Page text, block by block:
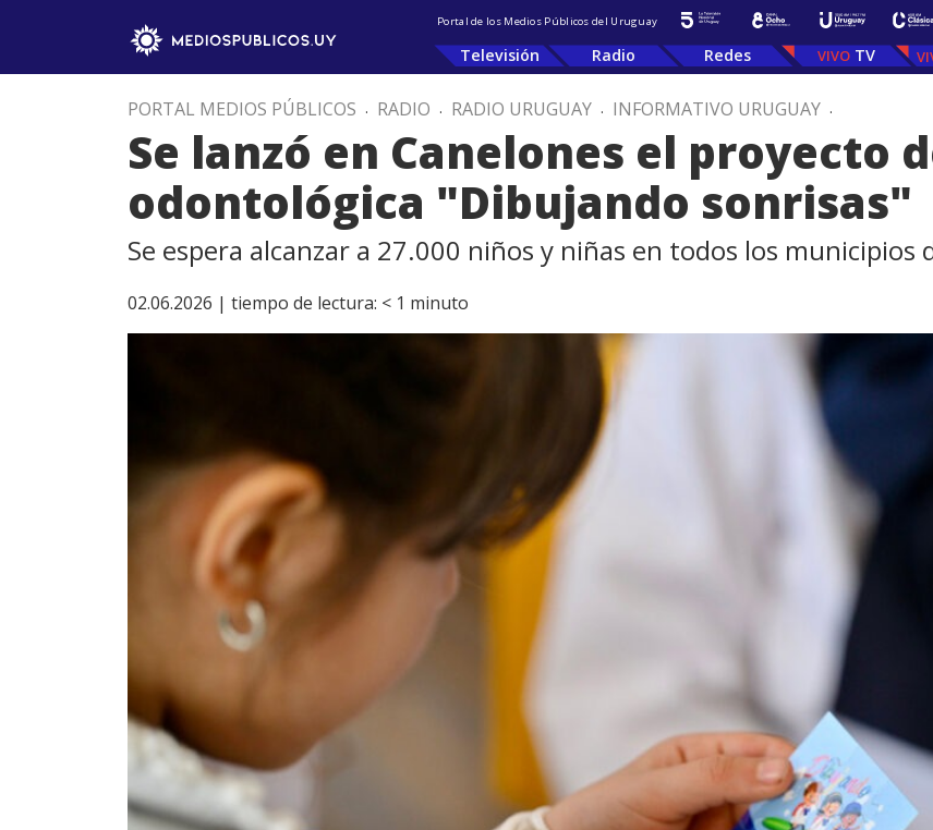
Portal de los Medios Públicos del Uruguay
Televisión Radio Redes TV
PORTAL MEDIOS PÚBLICOS . RADIO . RADIO URUGUAY . INFORMATIVO URUGUAY .
Se lanzó en Canelones el proyecto
odontológica "Dibujando sonrisas"
Se espera alcanzar a 27.000 niños y niñas en todos los municipios
02.06.2026 | tiempo de lectura: < 1 minuto